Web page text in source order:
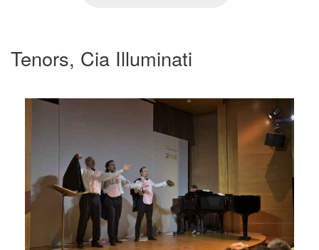
Tenors, Cia Illuminati